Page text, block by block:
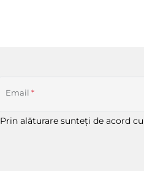
Email *
Prin alăturare sunteți de acord